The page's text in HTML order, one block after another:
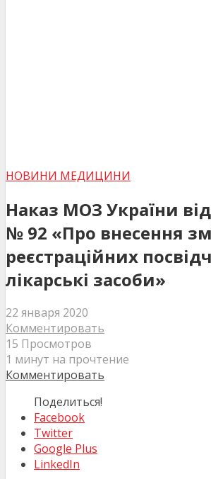
НОВИНИ МЕДИЦИНИ
Наказ МОЗ України
№ 92 «Про внесення
реєстраційних
лікарські засоби»
22 января 2020
Комментировать
15 Просмотров
1 минут на прочтение
Комментировать
Поделиться!
Facebook
Twitter
Google Plus
LinkedIn